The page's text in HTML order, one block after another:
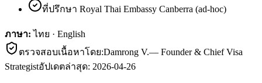
ที่ปรึกษา Royal Thai Embassy Canberra (ad-hoc)
ภาษา: ไทย · English
ตรวจสอบเนื้อหาโดย:Damrong V.— Founder & Chief Visa
Strategistอัปเดตล่าสุด: 2026-04-26